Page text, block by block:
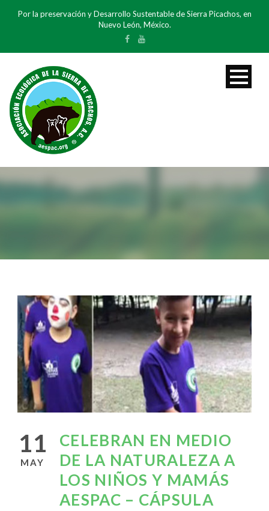
Por la preservación y Desarrollo Sustentable de Sierra Picachos, en
Nuevo León, México.
11
MAY
CELEBRAN EN MEDIO
DE LA NATURALEZA A
LOS NIÑOS Y MAMÁS
AESPAC – CÁPSULA